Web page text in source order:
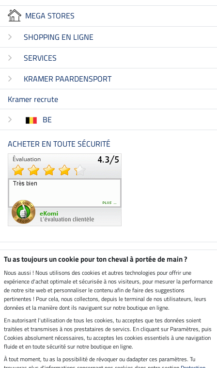
MEGA STORES
SHOPPING EN LIGNE
SERVICES
KRAMER PAARDENSPORT
Kramer recrute
BE
ACHETER EN TOUTE SÉCURITÉ
Boutique climatiquement
neutre
Livraison par
Paiement sécurisé
Mentions légales
Tu as toujours un cookie pour ton cheval à portée de main ?
Nous aussi ! Nous utilisons des cookies et autres technologies pour offrir une
expérience d'achat optimale et sécurisée à nos visiteurs, pour mesurer la performance
de notre site web et personnaliser le contenu afin de faire des suggestions
pertinentes ! Pour cela, nous collectons, depuis le terminal de nos utilisateurs, leurs
données et la manière dont ils naviguent sur notre boutique en ligne.
En autorisant l'utilisation de tous les cookies, tu acceptes que tes données soient
traitées et transmises à nos prestataires de servics. En cliquant sur Paramètres, puis
Cookies absolument nécessaires, tu acceptes les cookies essentiels à une navigation
fluide et en toute sécurité sur notre boutique en ligne.
À tout moment, tu as la possibilité de révoquer ou dadapter ces paramètres. Tu